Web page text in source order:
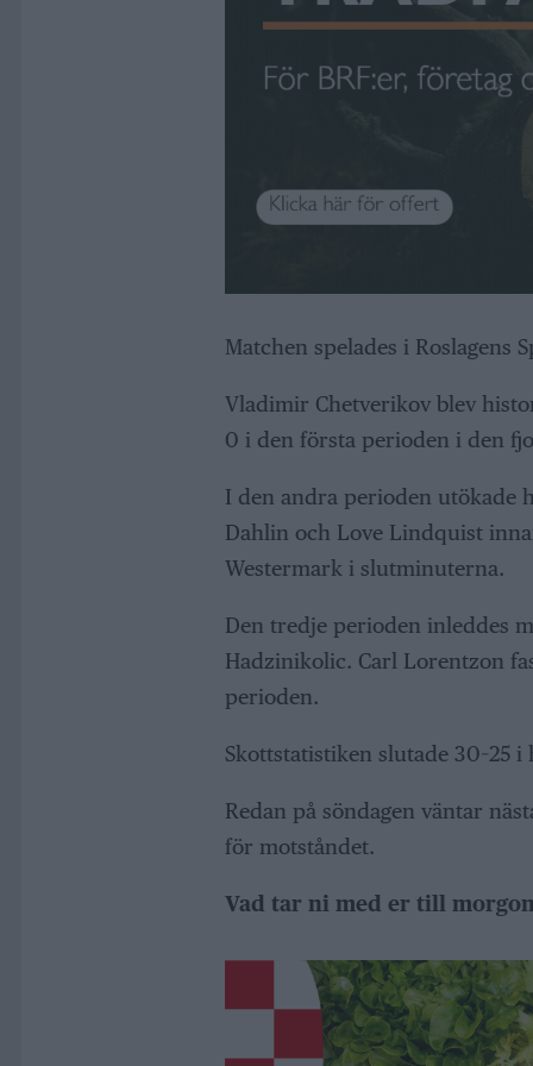
Matchen spelades i Roslagens
Vladimir Chetverikov blev
0 i den första perioden i den
I den andra perioden utökade
Dahlin och Love Lindquist
Westermark i slutminuterna.
Den tredje perioden inleddes
Hadzinikolic. Carl Lorentzon
perioden.
Skottstatistiken slutade 30–25 i
Redan på söndagen väntar
för motståndet.
Vad tar ni med er till